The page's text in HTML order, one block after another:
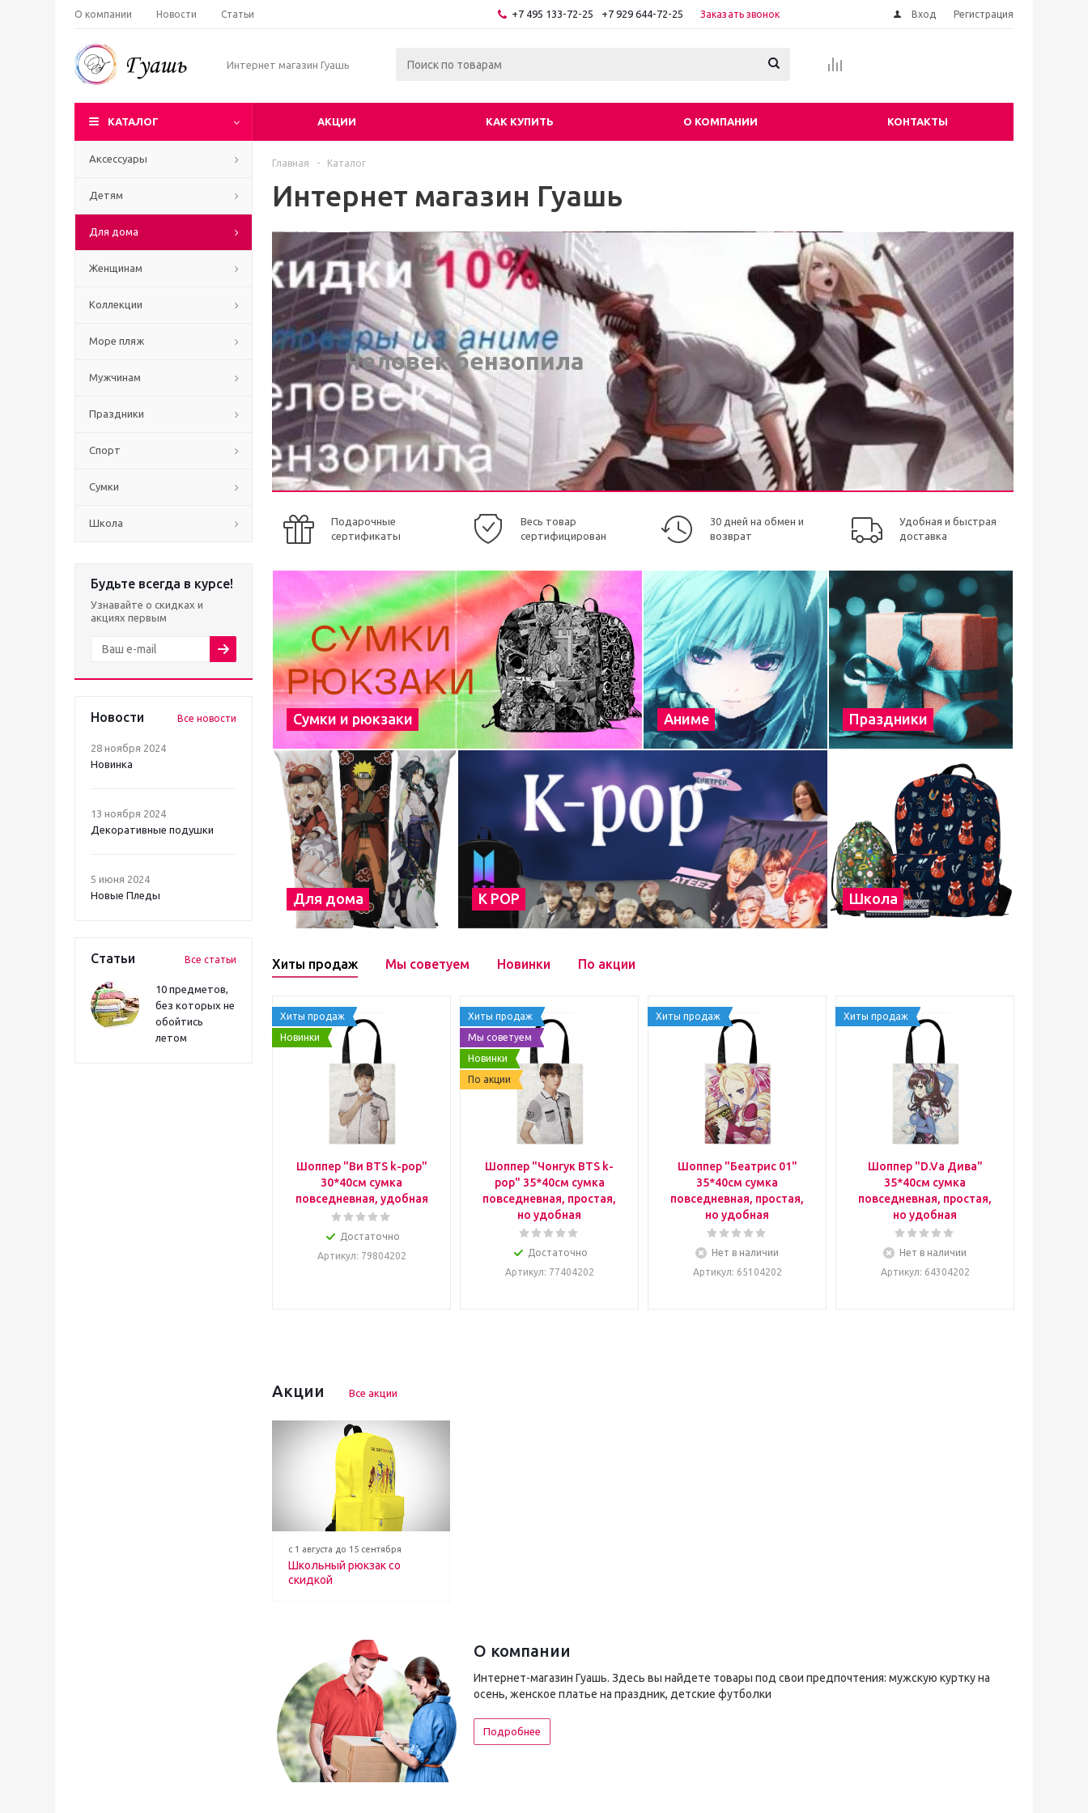
О компании Новости Статьи +7 495 133-72-25 +7 929 644-72-25 Заказать звонок Вход Регистрация
Интернет магазин Гуашь
КАТАЛОГ АКЦИИ КАК КУПИТЬ О КОМПАНИИ КОНТАКТЫ
Аксессуары
Детям
Для дома
Женщинам
Коллекции
Море пляж
Мужчинам
Праздники
Спорт
Сумки
Школа
Будьте всегда в курсе!
Узнавайте о скидках и
акциях первым
Новости Все новости
28 ноября 2024
Новинка
13 ноября 2024
Декоративные подушки
5 июня 2024
Новые Пледы
Статьи Все статьи
10 предметов,
без которых не
обойтись
летом
Главная - Каталог
Интернет магазин Гуашь
Человек бензопила
Подарочные
сертификаты
Весь товар
сертифицирован
30 дней на обмен и
возврат
Удобная и быстрая
доставка
Сумки и рюкзаки Аниме Праздники
Для дома К POP Школа
Хиты продаж Мы советуем Новинки По акции
Хиты продаж
Новинки
Шоппер "Ви BTS k-pop"
30*40см сумка
повседневная, удобная
Достаточно
Артикул: 79804202
Хиты продаж
Мы советуем
Новинки
По акции
Шоппер "Чонгук BTS k-
pop" 35*40см сумка
повседневная, простая,
но удобная
Достаточно
Артикул: 77404202
Хиты продаж
Шоппер "Беатрис 01"
35*40см сумка
повседневная, простая,
но удобная
Нет в наличии
Артикул: 65104202
Хиты продаж
Шоппер "D.Va Дива"
35*40см сумка
повседневная, простая,
но удобная
Нет в наличии
Артикул: 64304202
Акции Все акции
с 1 августа до 15 сентября
Школьный рюкзак со
скидкой
О компании
Интернет-магазин Гуашь. Здесь вы найдете товары под свои предпочтения: мужскую куртку на
осень, женское платье на праздник, детские футболки
Подробнее